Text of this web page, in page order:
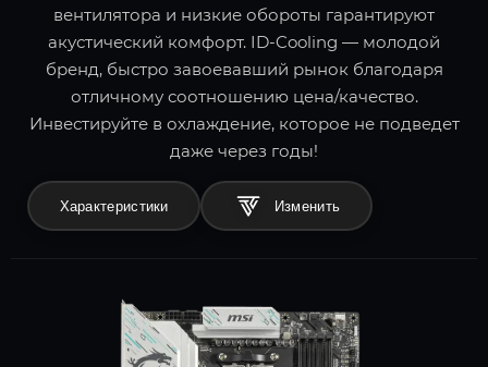
вентилятора и низкие обороты гарантируют
акустический комфорт. ID-Cooling — молодой
бренд, быстро завоевавший рынок благодаря
отличному соотношению цена/качество.
Инвестируйте в охлаждение, которое не подведет
даже через годы!
Характеристики